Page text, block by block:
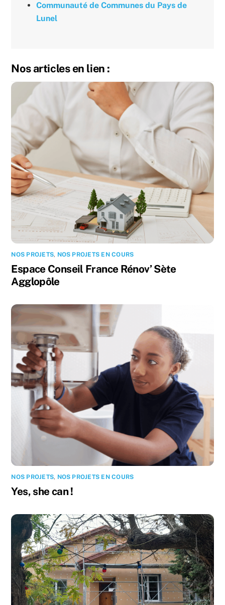
Communauté de Communes du Pays de
Lunel
Nos articles en lien :
NOS PROJETS, NOS PROJETS EN COURS
Espace Conseil France Rénov’ Sète
Agglopôle
NOS PROJETS, NOS PROJETS EN COURS
Yes, she can !